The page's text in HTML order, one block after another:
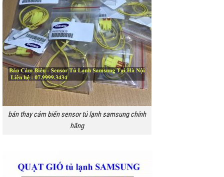
bán thay cảm biến sensor tủ lạnh samsung chính
hãng